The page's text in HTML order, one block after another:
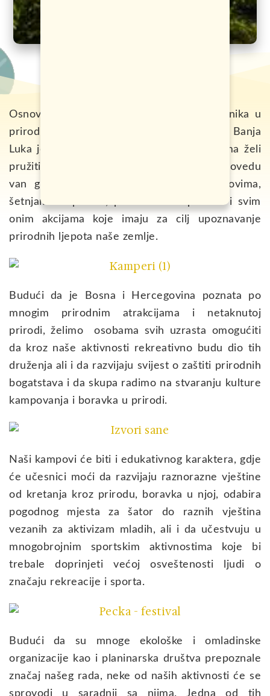
Osnovano od strane mladih ljudi, zaljubljenika u
prirodu i planinara. Udruženje kampera Banja
Luka je udruženje koje svim istomišljenicima želi
pružiti priliku da svoje slobodno vrijeme provedu
van gradske gužve, na određenim kampovima,
šetnjama u prirodi, pohodima na planine i svim
onim akcijama koje imaju za cilj upoznavanje
prirodnih ljepota naše zemlje.
Budući da je Bosna i Hercegovina poznata po
mnogim prirodnim atrakcijama i netaknutoj
prirodi, želimo osobama svih uzrasta omogućiti
da kroz naše aktivnosti rekreativno budu dio tih
druženja ali i da razvijaju svijest o zaštiti prirodnih
bogatstava i da skupa radimo na stvaranju kulture
kampovanja i boravka u prirodi.
Naši kampovi će biti i edukativnog karaktera, gdje
će učesnici moći da razvijaju raznorazne vještine
od kretanja kroz prirodu, boravka u njoj, odabira
pogodnog mjesta za šator do raznih vještina
vezanih za aktivizam mladih, ali i da učestvuju u
mnogobrojnim sportskim aktivnostima koje bi
trebale doprinjeti većoj osveštenosti ljudi o
značaju rekreacije i sporta.
Budući da su mnoge ekološke i omladinske
organizacije kao i planinarska društva prepoznale
značaj našeg rada, neke od naših aktivnosti će se
sprovodi u saradnji sa njima. Jedna od tih